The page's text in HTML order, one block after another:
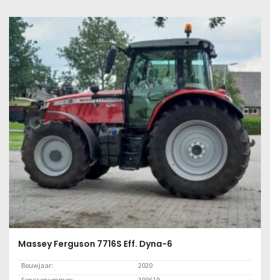
Lees meer
Massey Ferguson 7716S Eff. Dyna-6
Bouwjaar:
2020